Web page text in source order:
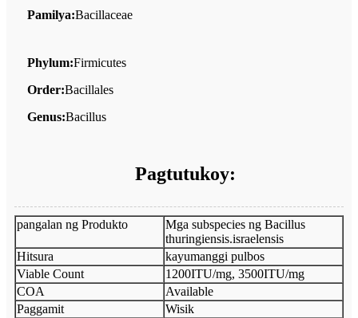
Pamilya:Bacillaceae
Phylum:Firmicutes
Order:Bacillales
Genus:Bacillus
Pagtutukoy:
pangalan ng Produkto
Mga subspecies ng Bacillus
thuringiensis.israelensis
Hitsura
kayumanggi pulbos
Viable Count
1200ITU/mg, 3500ITU/mg
COA
Available
Paggamit
Wisik